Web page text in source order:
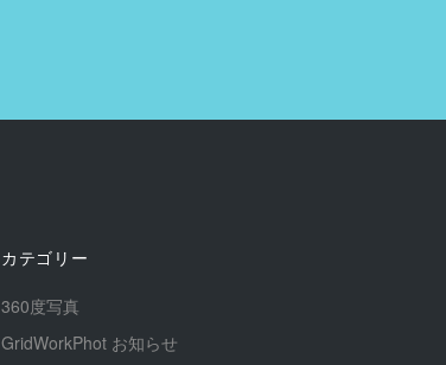
カテゴリー
360度写真
GridWorkPhot お知らせ